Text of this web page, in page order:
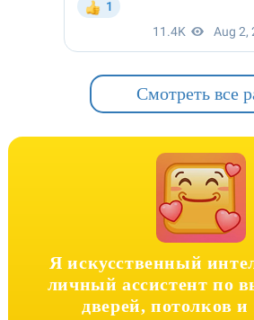
Смотреть все
Я искусственный
личный ассистент по
дверей, потолков и